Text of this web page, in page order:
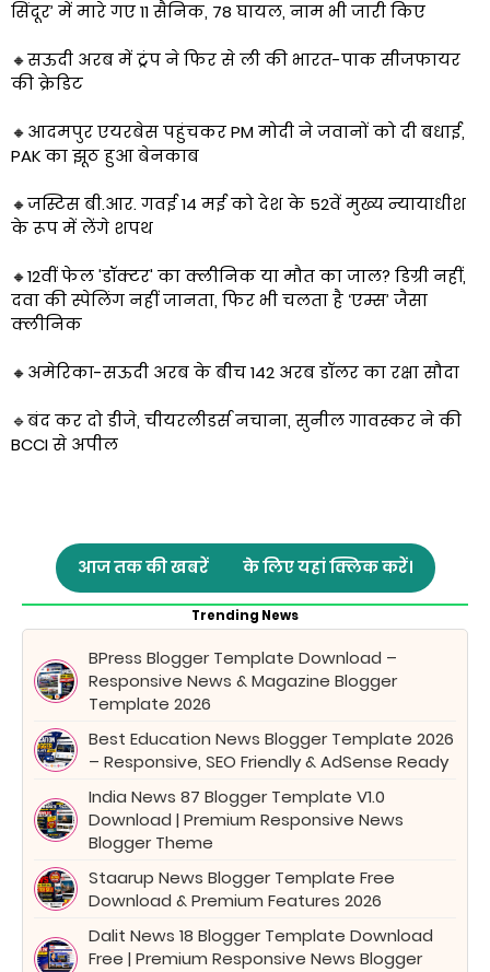
सिंदूर’ में मारे गए 11 सैनिक, 78 घायल, नाम भी जारी किए
🔸सऊदी अरब में ट्रंप ने फिर से ली की भारत-पाक सीजफायर
की क्रेडिट
🔸​​​​​आदमपुर एयरबेस पहुंचकर PM मोदी ने जवानों को दी बधाई,
PAK का झूठ हुआ बेनकाब
🔸​जस्टिस बी.आर. गवई 14 मई को देश के 52वें मुख्य न्यायाधीश
के रूप में लेंगे शपथ
🔸​12वीं फेल 'डॉक्टर' का क्लीनिक या मौत का जाल? डिग्री नहीं,
दवा की स्पेलिंग नहीं जानता, फिर भी चलता है ‘एम्स’ जैसा
क्लीनिक
🔸अमेरिका-सऊदी अरब के बीच 142 अरब डॉलर का रक्षा सौदा
🔹बंद कर दो डीजे, चीयरलीडर्स नचाना, सुनील गावस्कर ने की
BCCI से अपील
आज तक की खबरें के लिए यहां क्लिक करें।
Trending News
BPress Blogger Template Download –
Responsive News & Magazine Blogger
Template 2026
Best Education News Blogger Template 2026
– Responsive, SEO Friendly & AdSense Ready
India News 87 Blogger Template V1.0
Download | Premium Responsive News
Blogger Theme
Staarup News Blogger Template Free
Download & Premium Features 2026
Dalit News 18 Blogger Template Download
Free | Premium Responsive News Blogger